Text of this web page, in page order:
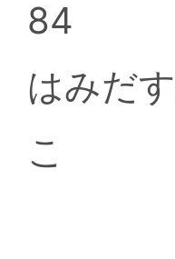
84
はみだ
こ